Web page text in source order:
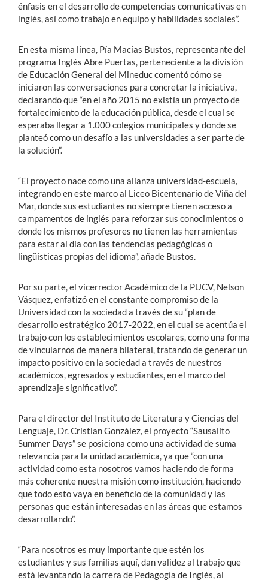
énfasis en el desarrollo de competencias comunicativas en
inglés, así como trabajo en equipo y habilidades sociales”.
En esta misma línea, Pía Macías Bustos, representante del
programa Inglés Abre Puertas, perteneciente a la división
de Educación General del Mineduc comentó cómo se
iniciaron las conversaciones para concretar la iniciativa,
declarando que “en el año 2015 no existía un proyecto de
fortalecimiento de la educación pública, desde el cual se
esperaba llegar a 1.000 colegios municipales y donde se
planteó como un desafío a las universidades a ser parte de
la solución”.
“El proyecto nace como una alianza universidad-escuela,
integrando en este marco al Liceo Bicentenario de Viña del
Mar, donde sus estudiantes no siempre tienen acceso a
campamentos de inglés para reforzar sus conocimientos o
donde los mismos profesores no tienen las herramientas
para estar al día con las tendencias pedagógicas o
lingüísticas propias del idioma”, añade Bustos.
Por su parte, el vicerrector Académico de la PUCV, Nelson
Vásquez, enfatizó en el constante compromiso de la
Universidad con la sociedad a través de su “plan de
desarrollo estratégico 2017-2022, en el cual se acentúa el
trabajo con los establecimientos escolares, como una forma
de vincularnos de manera bilateral, tratando de generar un
impacto positivo en la sociedad a través de nuestros
académicos, egresados y estudiantes, en el marco del
aprendizaje significativo”.
Para el director del Instituto de Literatura y Ciencias del
Lenguaje, Dr. Cristian González, el proyecto “Sausalito
Summer Days” se posiciona como una actividad de suma
relevancia para la unidad académica, ya que “con una
actividad como esta nosotros vamos haciendo de forma
más coherente nuestra misión como institución, haciendo
que todo esto vaya en beneficio de la comunidad y las
personas que están interesadas en las áreas que estamos
desarrollando”.
“Para nosotros es muy importante que estén los
estudiantes y sus familias aquí, dan validez al trabajo que
está levantando la carrera de Pedagogía de Inglés, al